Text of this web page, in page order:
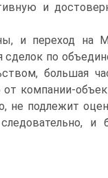
и
и переход
по
большая
компании-
не подлежит
и